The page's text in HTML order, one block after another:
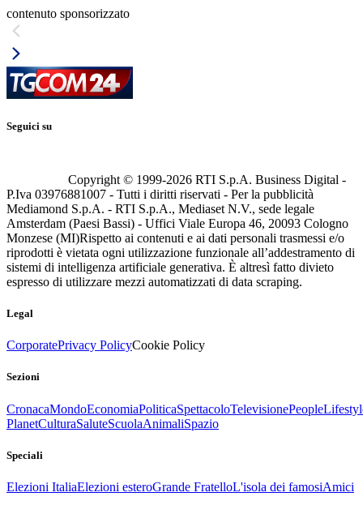
contenuto sponsorizzato
Seguici su
Copyright © 1999-2026 RTI S.p.A. Business Digital -
P.Iva 03976881007 - Tutti i diritti riservati - Per la pubblicità
Mediamond S.p.A. - RTI S.p.A., Mediaset N.V., sede legale
Amsterdam (Paesi Bassi) - Uffici Viale Europa 46, 20093 Cologno
Monzese (MI)Rispetto ai contenuti e ai dati personali trasmessi e/o
riprodotti è vietata ogni utilizzazione funzionale all’addestramento di
sistemi di intelligenza artificiale generativa. È altresì fatto divieto
espresso di utilizzare mezzi automatizzati di data scraping.
Legal
CorporatePrivacy PolicyCookie Policy
Sezioni
CronacaMondoEconomiaPoliticaSpettacoloTelevisionePeople
PlanetCulturaSaluteScuolaAnimaliSpazio
Speciali
Elezioni ItaliaElezioni esteroGrande FratelloL'isola dei famosiAmici